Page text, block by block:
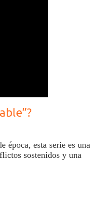
época, esta serie es una
sostenidos y una